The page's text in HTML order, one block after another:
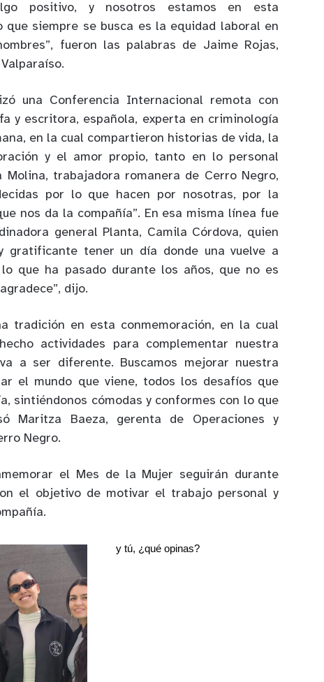
positivo, y nosotros estamos en esta
que siempre se busca es la equidad laboral en
fueron las palabras de Jaime Rojas,
una Conferencia Internacional remota con
y escritora, española, experta en criminología
en la cual compartieron historias de vida, la
y el amor propio, tanto en lo personal
trabajadora romanera de Cerro Negro,
por lo que hacen por nosotras, por la
nos da la compañía”. En esa misma línea fue
general Planta, Camila Córdova, quien
gratificante tener un día donde una vuelve a
que ha pasado durante los años, que no es
dijo.
tradición en esta conmemoración, en la cual
actividades para complementar nuestra
a ser diferente. Buscamos mejorar nuestra
el mundo que viene, todos los desafíos que
sintiéndonos cómodas y conformes con lo que
Maritza Baeza, gerenta de Operaciones y
Negro.
el Mes de la Mujer seguirán durante
el objetivo de motivar el trabajo personal y
y tú, ¿qué opinas?